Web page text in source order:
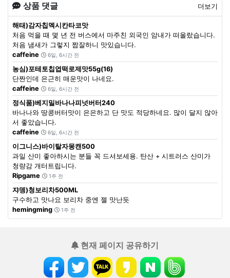
상품 댓글 더보기
해태)감자칩멕시칸타코맛
처음 먹을 때 몇 년 전 버스에서 마주친 외국인 암내가 떠올랐습니다.
처음 냄새가 그렇지 짭잘하니 맛있습니다.
caffeine
6일, 6시간 전
농심)포테토칩엽떡로제맛55g(16)
단짠인데 은근히 매운맛이 나네요.
caffeine
6일, 6시간 전
정식품)베지밀바나나피넛버터240
바나나와 땅콩버터맛이 은은하고 단 맛도 적당하네요. 많이 달지 않아
서 좋았습니다.
caffeine
6일, 6시간 전
이그니스)바이탈자몽캔500
과일 산미 좋아하시는 분들 꼭 드셔보세용. 탄산 + 시트러스 산미가
청량감 개터트립니다.
Ripgame
1주 전
쟈뎅)청보리차500ML
구수하고 맛나요 보리차 중엔 젤 맛난듯
hemingming
1주 전
현재 페이지 공유하기